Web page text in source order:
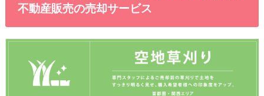
不動産販売の売却サービス